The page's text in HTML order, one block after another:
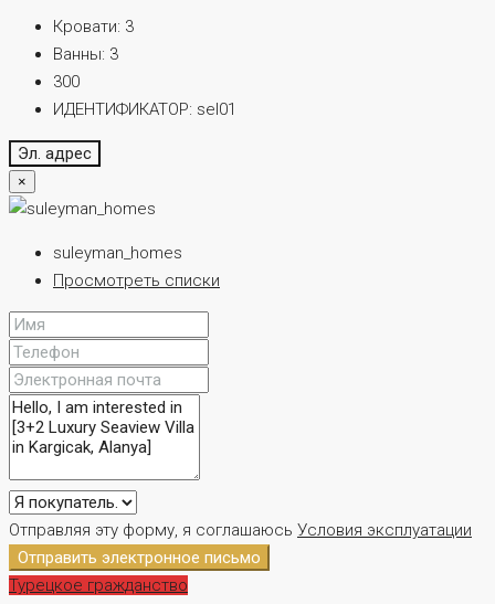
Кровати: 3
Ванны: 3
300
ИДЕНТИФИКАТОР: sel01
Эл. адрес
×
suleyman_homes
Просмотреть списки
Отправляя эту форму, я соглашаюсь Условия эксплуатации
Отправить электронное письмо
Турецкое гражданство